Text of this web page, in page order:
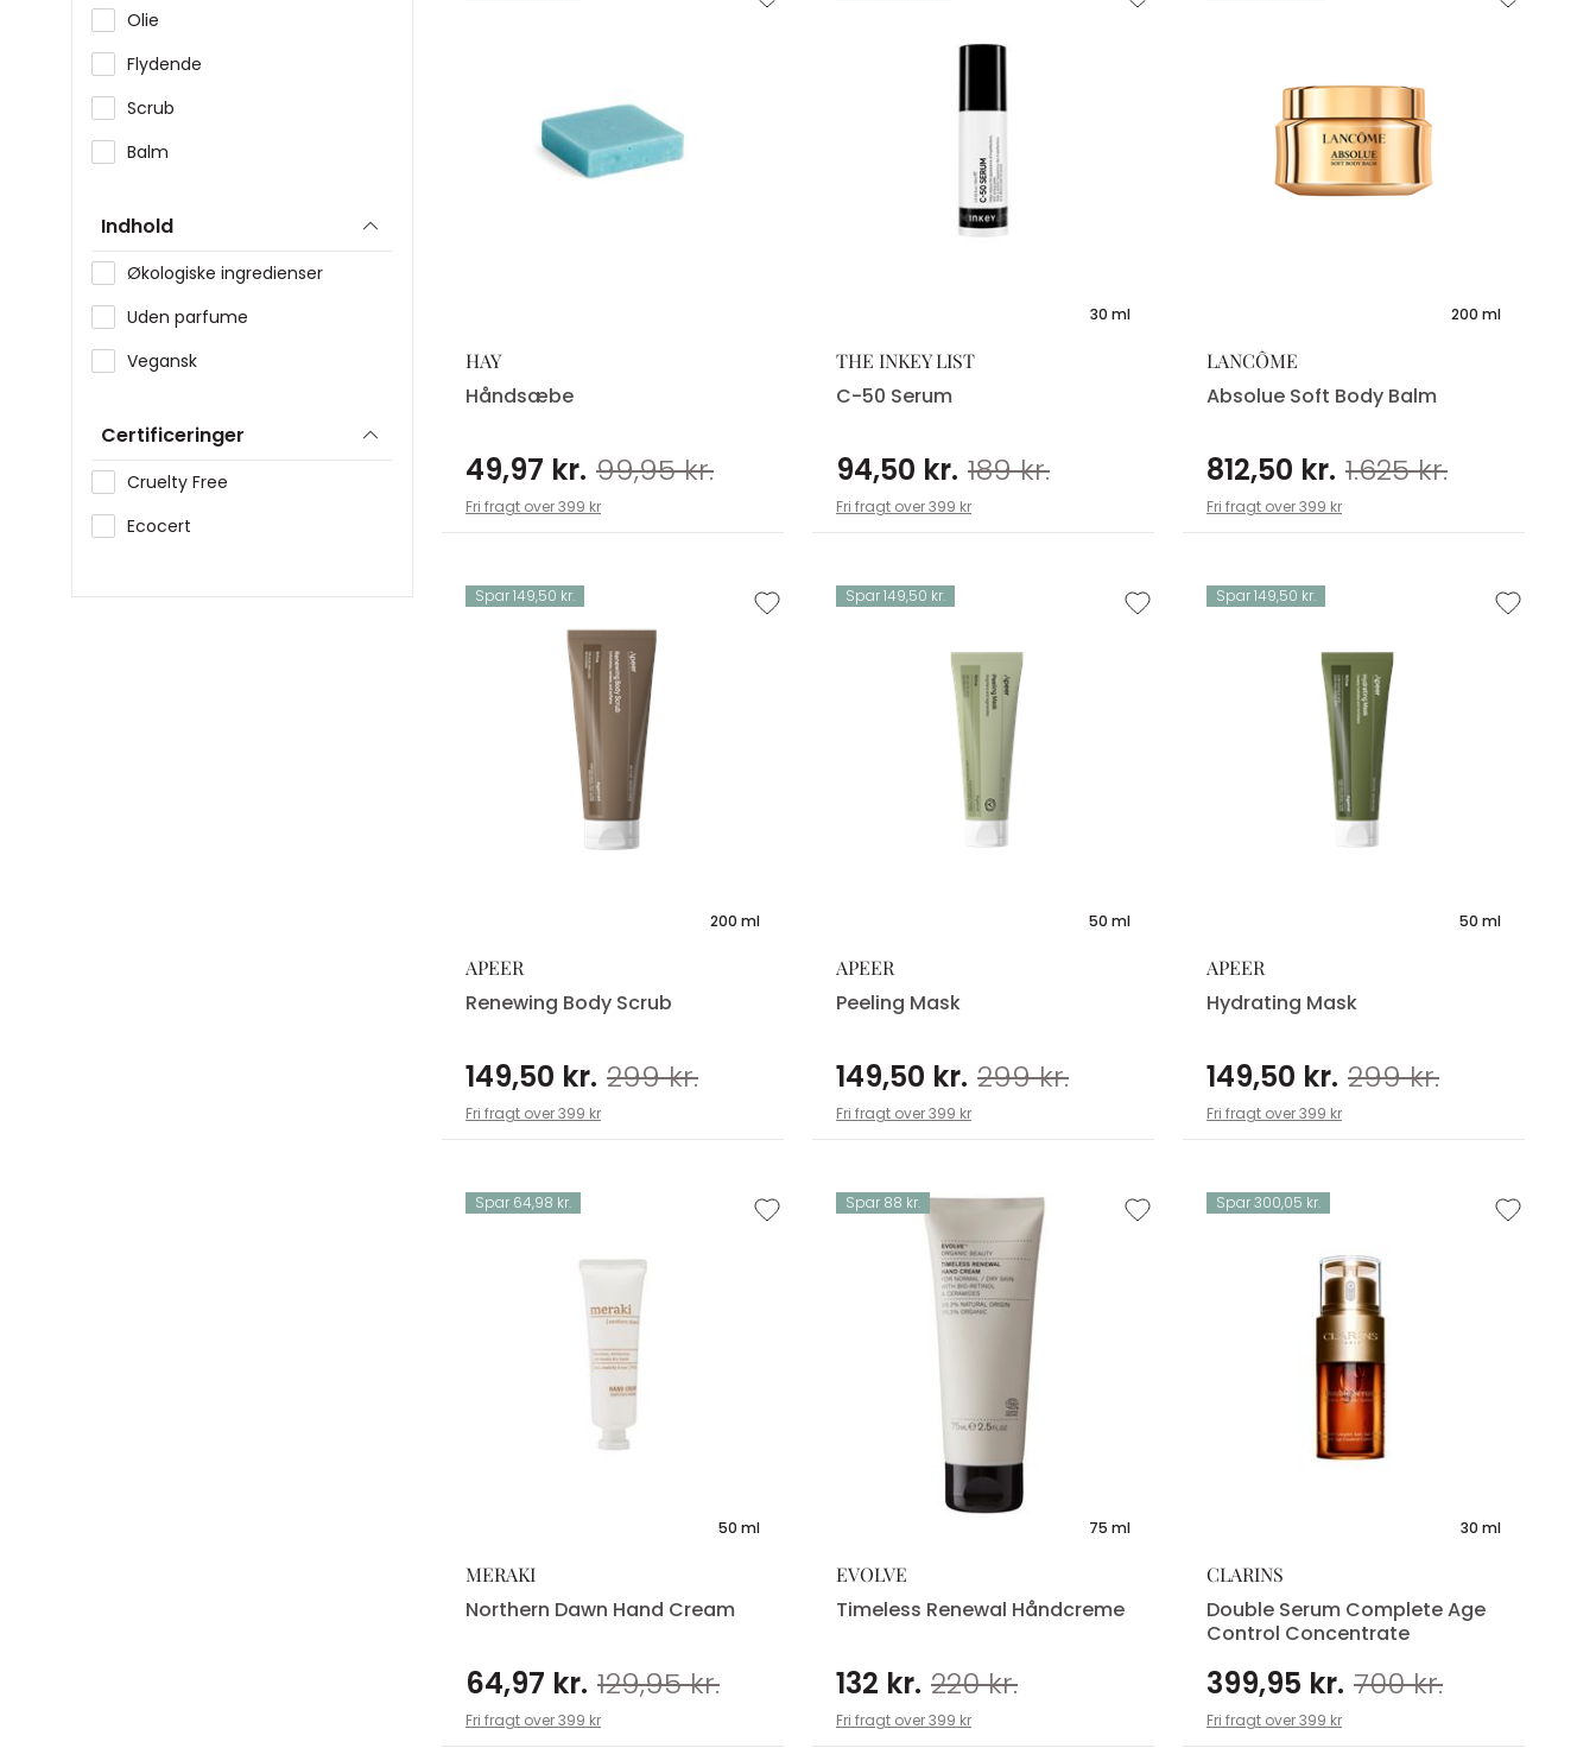
Olie
Flydende
Scrub
Balm
Indhold
Økologiske ingredienser
Uden parfume
Vegansk
Certificeringer
Cruelty Free
Ecocert
HAY
Håndsæbe
49,97 kr. 99,95 kr.
Fri fragt over 399 kr
30 ml
THE INKEY LIST
C-50 Serum
94,50 kr. 189 kr.
Fri fragt over 399 kr
200 ml
LANCÔME
Absolue Soft Body Balm
812,50 kr. 1.625 kr.
Fri fragt over 399 kr
Spar 149,50 kr.
200 ml
APEER
Renewing Body Scrub
149,50 kr. 299 kr.
Fri fragt over 399 kr
Spar 149,50 kr.
50 ml
APEER
Peeling Mask
149,50 kr. 299 kr.
Fri fragt over 399 kr
Spar 149,50 kr.
50 ml
APEER
Hydrating Mask
149,50 kr. 299 kr.
Fri fragt over 399 kr
Spar 64,98 kr.
50 ml
MERAKI
Northern Dawn Hand Cream
64,97 kr. 129,95 kr.
Fri fragt over 399 kr
Spar 88 kr.
75 ml
EVOLVE
Timeless Renewal Håndcreme
132 kr. 220 kr.
Fri fragt over 399 kr
Spar 300,05 kr.
30 ml
CLARINS
Double Serum Complete Age
Control Concentrate
399,95 kr. 700 kr.
Fri fragt over 399 kr